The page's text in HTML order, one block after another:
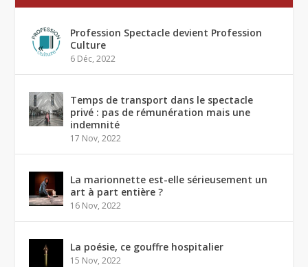
Profession Spectacle devient Profession
Culture
6 Déc, 2022
Temps de transport dans le spectacle
privé : pas de rémunération mais une
indemnité
17 Nov, 2022
La marionnette est-elle sérieusement un
art à part entière ?
16 Nov, 2022
La poésie, ce gouffre hospitalier
15 Nov, 2022